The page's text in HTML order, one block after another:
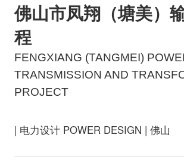
佛山市凤翔（塘美）
程
FENGXIANG (TANGMEI)
TRANSMISSION AND
PROJECT
| 电力设计 POWER DESIGN | 佛山